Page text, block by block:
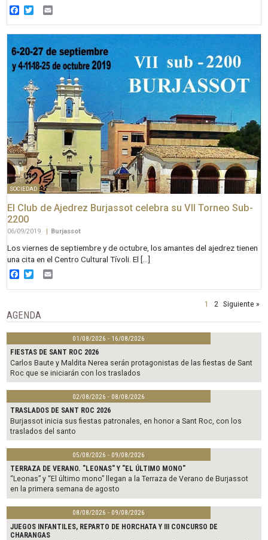
Facebook
Twitter
SOCIEDAD
El Club de Ajedrez Burjassot celebra su VII Torneo Sub-
2200
06/09/2019 | Burjassot
Los viernes de septiembre y de octubre, los amantes del ajedrez tienen
una cita en el Centro Cultural Tívoli. El […]
Facebook
Twitter
1 2 Siguiente »
AGENDA
01/08/2026 - 16/08/2026
FIESTAS DE SANT ROC 2026
Carlos Baute y Maldita Nerea serán protagonistas de las fiestas de Sant
Roc que se iniciarán con los traslados
02/08/2026 - 08/08/2026
TRASLADOS DE SANT ROC 2026
Burjassot inicia sus fiestas patronales, en honor a Sant Roc, con los
traslados del santo
05/08/2026 - 09/08/2026
TERRAZA DE VERANO. "LEONAS" Y "EL ÚLTIMO MONO"
“Leonas” y “El último mono” llegan a la Terraza de Verano de Burjassot
en la primera semana de agosto
08/08/2026 - 09/08/2026
JUEGOS INFANTILES, REPARTO DE HORCHATA Y III CONCURSO DE
CHARANGAS